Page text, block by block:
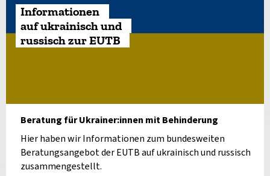
Informationen
auf ukrainisch und
russisch zur EUTB
Beratung für Ukrainer:innen mit Behinderung
Hier haben wir Informationen zum bundesweiten
Beratungsangebot der EUTB auf ukrainisch und russisch
zusammengestellt.